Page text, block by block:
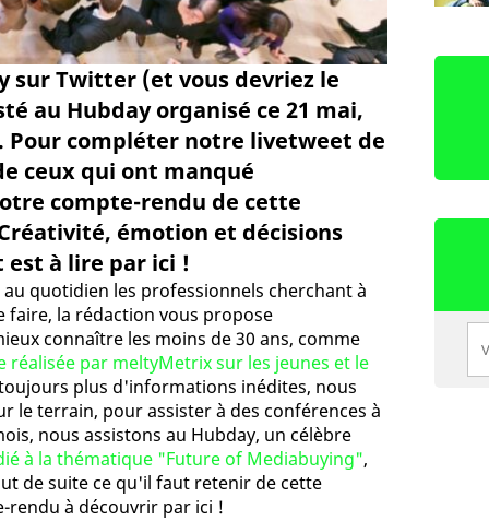
sur Twitter (et vous devriez le
au Hubday organisé ce 21 mai,
compléter notre livetweet de
ceux qui ont manqué
compte-rendu de cette
émotion et décisions
à lire par ici !
quotidien les professionnels cherchant à
faire, la rédaction vous propose
connaître les moins de 30 ans, comme
réalisée par meltyMetrix sur les jeunes et le
plus d'informations inédites, nous
le terrain, pour assister à des conférences à
nous assistons au Hubday, un célèbre
à la thématique "Future of Mediabuying",
de suite ce qu'il faut retenir de cette
rendu à découvrir par ici !